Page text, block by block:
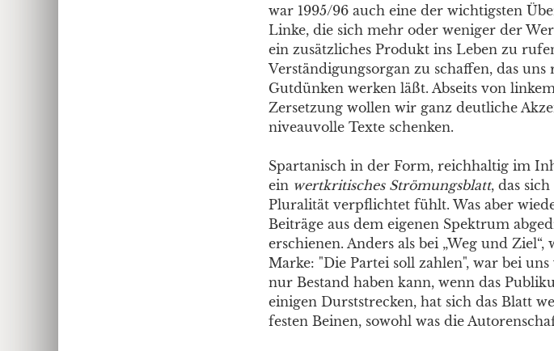
war 1995/96 auch eine der wichtigsten
Linke, die sich mehr oder weniger der
ein zusätzliches Produkt ins Leben zu
Verständigungsorgan zu schaffen, das
Gutdünken werken läßt. Abseits von
Zersetzung wollen wir ganz deutliche
niveauvolle Texte schenken.
Spartanisch in der Form, reichhaltig im
ein wertkritisches Strömungsblatt, das
Pluralität verpflichtet fühlt. Was aber
Beiträge aus dem eigenen Spektrum
erschienen. Anders als bei „Weg und
Marke: "Die Partei soll zahlen", war bei
nur Bestand haben kann, wenn das
einigen Durststrecken, hat sich das Blatt
festen Beinen, sowohl was die